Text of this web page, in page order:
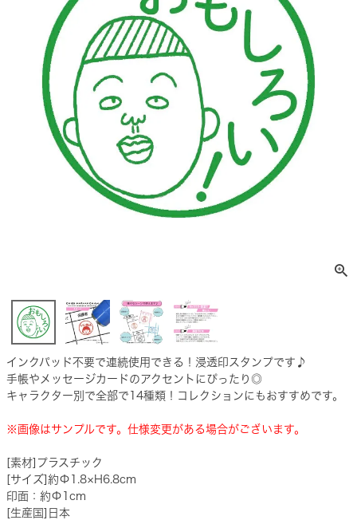
インクパッド不要で連続使用できる！浸透印スタンプです♪
手帳やメッセージカードのアクセントにぴったり◎
キャラクター別で全部で14種類！コレクションにもおすすめです。
※画像はサンプルです。仕様変更がある場合がございます。
[素材]プラスチック
[サイズ]約Φ1.8×H6.8cm
印面：約Φ1cm
[生産国]日本